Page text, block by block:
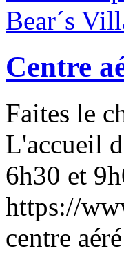
Centre
Faites le
L'accueil
6h30 et
https://
centre